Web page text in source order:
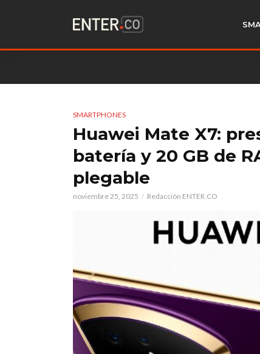
SMARTPHONES
Huawei Mate X7:
batería y 20 GB de
plegable
noviembre 25, 2025 Redacción ENTER.CO